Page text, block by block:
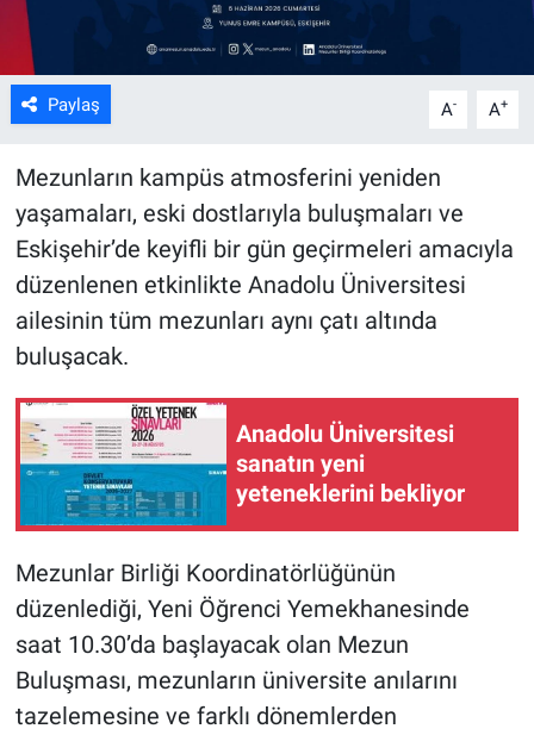
Paylaş A- A+
Mezunların kampüs atmosferini yeniden
yaşamaları, eski dostlarıyla buluşmaları ve
Eskişehir’de keyifli bir gün geçirmeleri amacıyla
düzenlenen etkinlikte Anadolu Üniversitesi
ailesinin tüm mezunları aynı çatı altında
buluşacak.
Anadolu Üniversitesi
sanatın yeni
yeteneklerini bekliyor
Mezunlar Birliği Koordinatörlüğünün
düzenlediği, Yeni Öğrenci Yemekhanesinde
saat 10.30’da başlayacak olan Mezun
Buluşması, mezunların üniversite anılarını
tazelemesine ve farklı dönemlerden